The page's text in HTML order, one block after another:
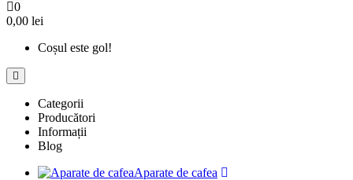
0
0,00 lei
Coșul este gol!
Categorii
Producători
Informații
Blog
Aparate de cafea